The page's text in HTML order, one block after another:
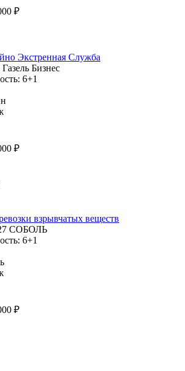
₽
Экстренная Служба
Бизнес
6+1
₽
взрывчатых веществ
СОБОЛЬ
6+1
₽